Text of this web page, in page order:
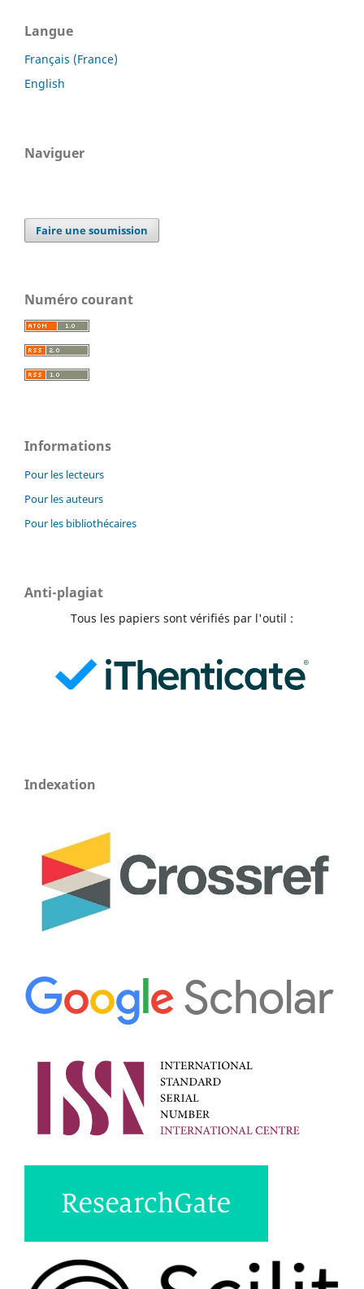
Langue
Français (France)
English
Naviguer
Faire une soumission
Numéro courant
Informations
Pour les lecteurs
Pour les auteurs
Pour les bibliothécaires
Anti-plagiat
Tous les papiers sont vérifiés par l'outil :
Indexation